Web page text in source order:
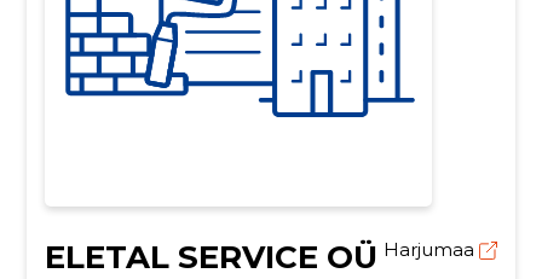
ELETAL SERVICE OÜ Harjumaa